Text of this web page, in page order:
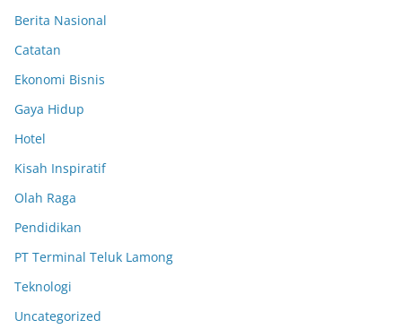
Berita Nasional
Catatan
Ekonomi Bisnis
Gaya Hidup
Hotel
Kisah Inspiratif
Olah Raga
Pendidikan
PT Terminal Teluk Lamong
Teknologi
Uncategorized